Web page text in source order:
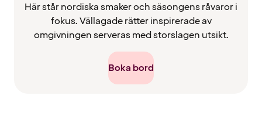
Här står nordiska smaker och säsongens råvaror i
fokus. Vällagade rätter inspirerade av
omgivningen serveras med storslagen utsikt.
Boka bord